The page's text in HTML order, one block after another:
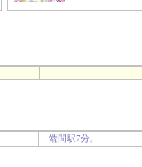
端間駅7分。